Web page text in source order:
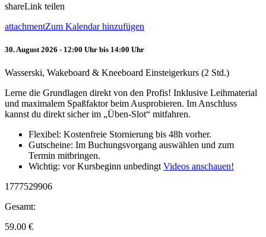
shareLink teilen
attachmentZum Kalendar hinzufügen
30. August 2026 - 12:00 Uhr bis 14:00 Uhr
Wasserski, Wakeboard & Kneeboard Einsteigerkurs (2 Std.)
Lerne die Grundlagen direkt von den Profis! Inklusive Leihmaterial
und maximalem Spaßfaktor beim Ausprobieren. Im Anschluss
kannst du direkt sicher im „Üben-Slot“ mitfahren.
Flexibel: Kostenfreie Stornierung bis 48h vorher.
Gutscheine: Im Buchungsvorgang auswählen und zum
Termin mitbringen.
Wichtig: vor Kursbeginn unbedingt Videos anschauen!
1777529906
Gesamt:
59.00 €